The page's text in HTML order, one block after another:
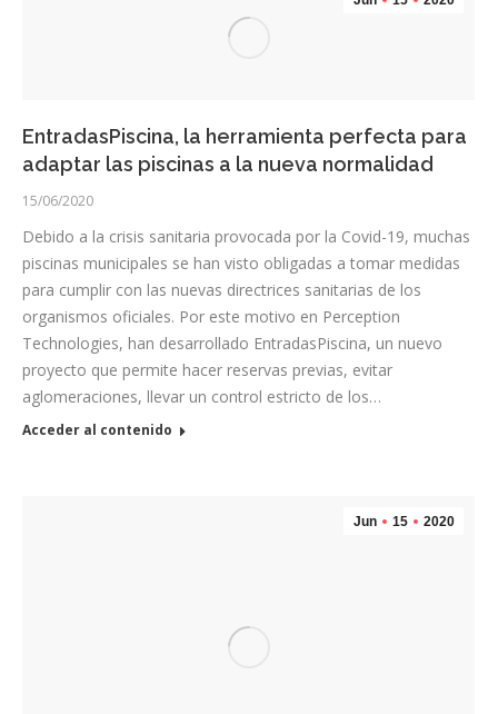
EntradasPiscina, la herramienta perfecta para
adaptar las piscinas a la nueva normalidad
15/06/2020
Debido a la crisis sanitaria provocada por la Covid-19, muchas
piscinas municipales se han visto obligadas a tomar medidas
para cumplir con las nuevas directrices sanitarias de los
organismos oficiales. Por este motivo en Perception
Technologies, han desarrollado EntradasPiscina, un nuevo
proyecto que permite hacer reservas previas, evitar
aglomeraciones, llevar un control estricto de los…
Acceder al contenido
Jun 15 2020